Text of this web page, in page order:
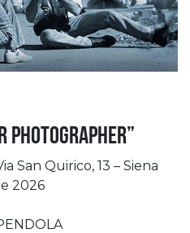
Photographer”
San Quirico, 13 – Siena
2026